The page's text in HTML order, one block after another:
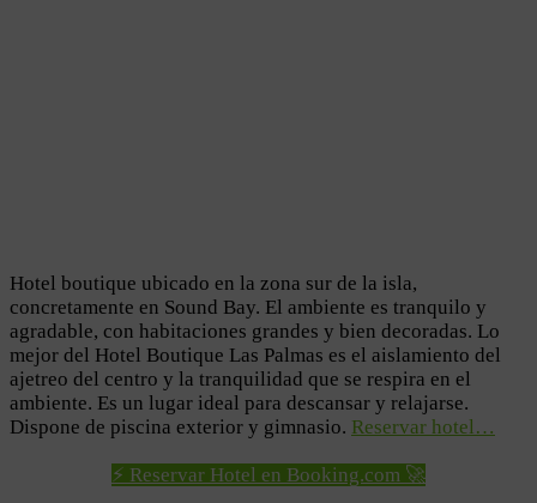
Hotel boutique ubicado en la zona sur de la isla,
concretamente en Sound Bay. El ambiente es tranquilo y
agradable, con habitaciones grandes y bien decoradas. Lo
mejor del Hotel Boutique Las Palmas es el aislamiento del
ajetreo del centro y la tranquilidad que se respira en el
ambiente. Es un lugar ideal para descansar y relajarse.
Dispone de piscina exterior y gimnasio. Reservar hotel…
⚡ Reservar Hotel en Booking.com 🚀